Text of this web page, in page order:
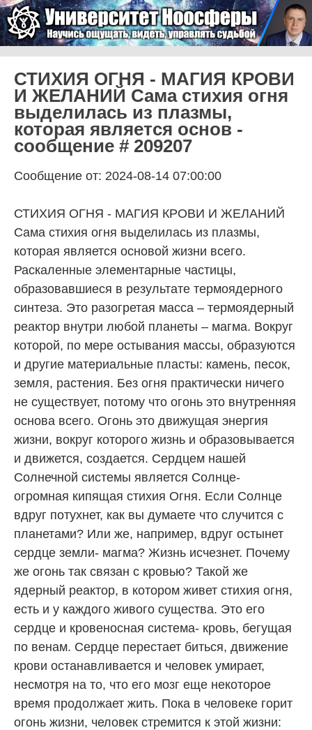
Университет Ноосферы
СТИХИЯ ОГНЯ - МАГИЯ КРОВИ
И ЖЕЛАНИЙ Сама стихия огня
выделилась из плазмы,
которая является основ -
сообщение # 209207
Сообщение от: 2024-08-14 07:00:00
СТИХИЯ ОГНЯ - МАГИЯ КРОВИ И ЖЕЛАНИЙ
Сама стихия огня выделилась из плазмы,
которая является основой жизни всего.
Раскаленные элементарные частицы,
образовавшиеся в результате термоядерного
синтеза. Это разогретая масса – термоядерный
реактор внутри любой планеты – магма. Вокруг
которой, по мере остывания массы, образуются
и другие материальные пласты: камень, песок,
земля, растения. Без огня практически ничего
не существует, потому что огонь это внутренняя
основа всего. Огонь это движущая энергия
жизни, вокруг которого жизнь и образовывается
и движется, создается. Сердцем нашей
Солнечной системы является Солнце-
огромная кипящая стихия Огня. Если Солнце
вдруг потухнет, как вы думаете что случится с
планетами? Или же, например, вдруг остынет
сердце земли- магма? Жизнь исчезнет. Почему
же огонь так связан с кровью? Такой же
ядерный реактор, в котором живет стихия огня,
есть и у каждого живого существа. Это его
сердце и кровеносная система- кровь, бегущая
по венам. Сердце перестает биться, движение
крови останавливается и человек умирает,
несмотря на то, что его мозг еще некоторое
время продолжает жить. Пока в человеке горит
огонь жизни, человек стремится к этой жизни: